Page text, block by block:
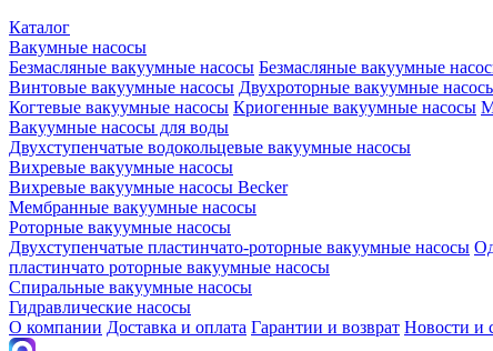
Каталог
Вакумные насосы
Безмасляные вакуумные насосы Безмасляные вакуумные
Винтовые вакуумные насосы Двухроторные вакуумные
Когтевые вакуумные насосы Криогенные вакуумные насосы
Вакуумные насосы для воды
Двухступенчатые водокольцевые вакуумные насосы
Вихревые вакуумные насосы
Вихревые вакуумные насосы Becker
Мембранные вакуумные насосы
Роторные вакуумные насосы
Двухступенчатые пластинчато-роторные вакуумные насосы
пластинчато роторные вакуумные насосы
Спиральные вакуумные насосы
Гидравлические насосы
О компании Доставка и оплата Гарантии и возврат Новости и